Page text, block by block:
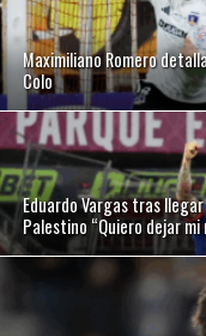
Maximiliano Romero
Colo
Eduardo Vargas tras
Palestino “Quiero dejar